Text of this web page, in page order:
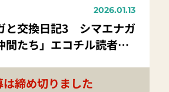
2026.01.13
と交換日記3 シマエナガ
間たち」エコチル読者限
は締め切りました